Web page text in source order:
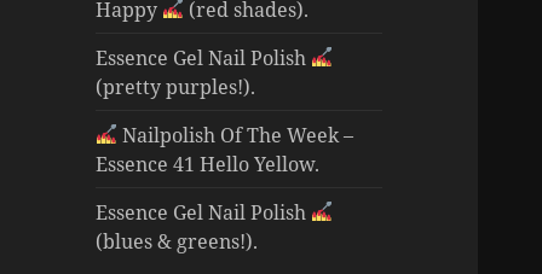
Happy
(red shades).
Essence Gel Nail Polish
(pretty purples!).
Nailpolish Of The Week –
Essence 41 Hello Yellow.
Essence Gel Nail Polish
(blues & greens!).